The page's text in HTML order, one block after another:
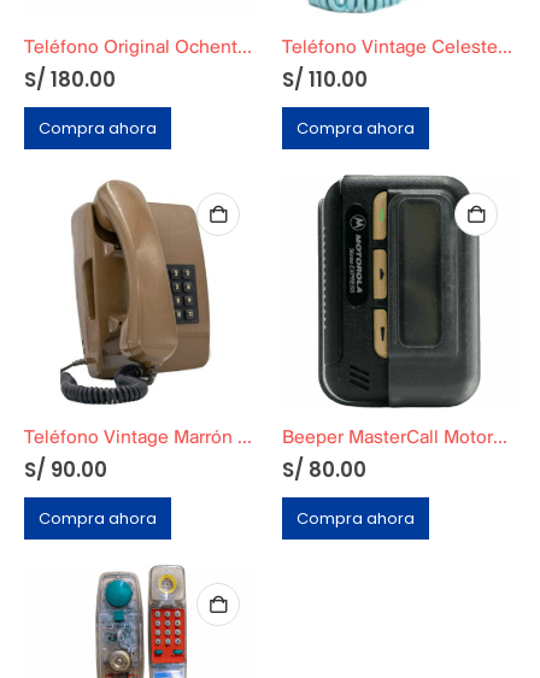
Teléfono Original Ochentero morado
S/ 180.00
Compra ahora
Teléfono Vintage Celeste con Botones
S/ 110.00
Compra ahora
Teléfono Vintage Marrón con Botones
S/ 90.00
Compra ahora
Beeper MasterCall Motorola Funcional
S/ 80.00
Compra ahora